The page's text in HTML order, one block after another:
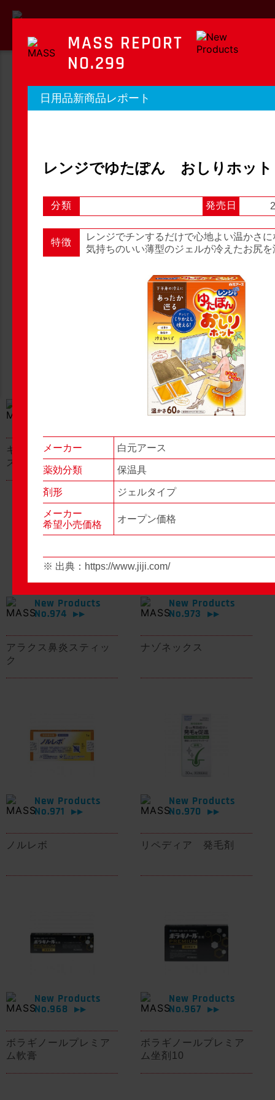
MASS REPORT
マスレポート
OTC新商品レポート 店頭観察
2 3 ... 54
キャベジンコーワαプラ
ス顆粒
New Products
No.976▶▶
グロンサン用刃棒
New Products
No.974
▶▶
アラクス鼻炎スティッ
ク
New Products
No.973
▶▶
ナゾネックス
New Products
No.971
▶▶
ノルレボ
New Products
No.970
▶▶
リペディア 発毛剤
New Products
No.968
▶▶
ボラギノールプレミア
ム軟膏
New Products
No.967
▶▶
ボラギノールプレミア
ム坐剤10
MASS REPORT
NO.299
日用品新商品レポート
レンジでゆたぽん おしりホット
分類 発売日
特徴
レンジでチンするだけで心地よい温かさ
気持ちのいい薄型のジェルが冷えたお尻を
メーカー 白元アース
薬効分類 保温具
剤形 ジェルタイプ
メーカー
希望小売価格
オープン価格
※ 出典： https://www.jiji.com/